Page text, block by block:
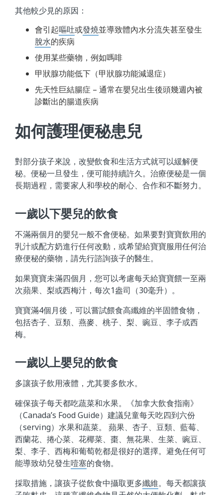
其他較少見的原因：
會引起嘔吐或發燒並導致體內水分流失甚至發生
脫水的疾病
使用某些藥物，例如嗎啡
甲狀腺功能低下（甲狀腺功能減退症）
先天性巨結腸症 – 通常在嬰兒出生後頭幾週內被
診斷出的腸道疾病
如何護理便秘患兒
對部分孩子來說，改變飲食和生活方式就可以緩解便
秘。便秘一旦發生，便可能持續許久。治療便秘是一個
長期過程，需要家人和學校的耐心、合作和不斷努力。
一歲以下嬰兒的飲食
不滿兩個月的嬰兒一般不會便秘。如果要對寶寶飲用的
乳汁或配方奶進行任何改動，或希望給寶寶服用任何治
療便秘的藥物，請先行諮詢孩子的醫生。
如果寶寶未滿四個月，您可以考慮每天給寶寶餵一至兩
次蘋果、梨或西梅汁，每次1盎司（30毫升）。
寶寶滿4個月後，可以嘗試餵食高纖維的半固體食物，
包括杏子、豆類、燕麥、桃子、梨、豌豆、李子或西
梅。
一歲以上嬰兒的飲食
多讓孩子飲用液體，尤其要多飲水。
確保孩子每天都吃蔬菜和水果。《加拿大飲食指南》
（Canada’s Food Guide）建議兒童每天吃四到六份
（serving）水果和蔬菜。 蘋果、杏子、豆類、藍莓、
西蘭花、捲心菜、花椰菜、棗、無花果、生菜、豌豆、
梨、李子、西梅和葡萄乾都是很好的選擇。避免任何可
能導致幼兒發生噎塞的食物。
採取措施，讓孩子從飲食中攝取更多纖維。每天都讓孩